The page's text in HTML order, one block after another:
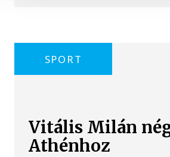
SPORT
Vitális Milán
Athénhoz